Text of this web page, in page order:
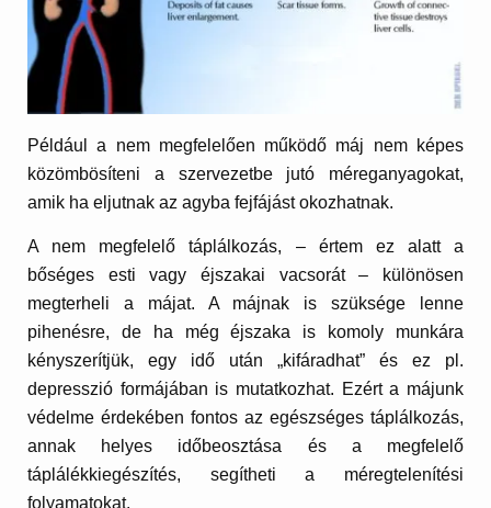
Például a nem megfelelően működő máj nem képes
közömbösíteni a szervezetbe jutó méreganyagokat,
amik ha eljutnak az agyba fejfájást okozhatnak.
A nem megfelelő táplálkozás, – értem ez alatt a
bőséges esti vagy éjszakai vacsorát – különösen
megterheli a májat. A májnak is szüksége lenne
pihenésre, de ha még éjszaka is komoly munkára
kényszerítjük, egy idő után „kifáradhat” és ez pl.
depresszió formájában is mutatkozhat. Ezért a májunk
védelme érdekében fontos az egészséges táplálkozás,
annak helyes időbeosztása és a megfelelő
táplálékkiegészítés, segítheti a méregtelenítési
folyamatokat.